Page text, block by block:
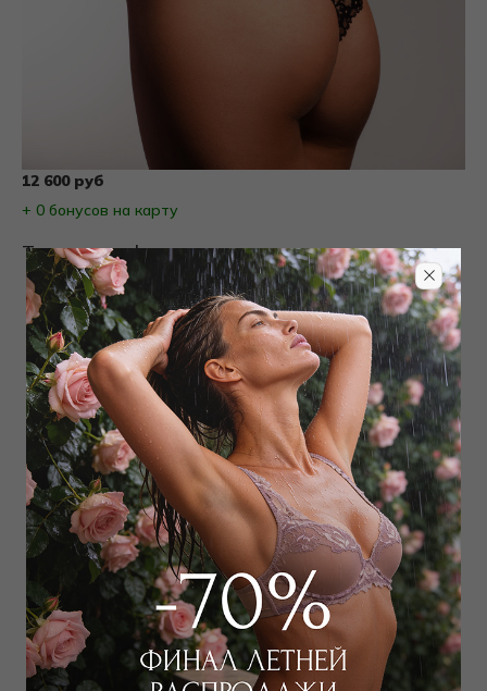
12 600 руб
+ 0 бонусов на карту
Товары на фото
Трусы хипстер
4 057 руб
Бюстгальтер
классический push-up
6 270 руб